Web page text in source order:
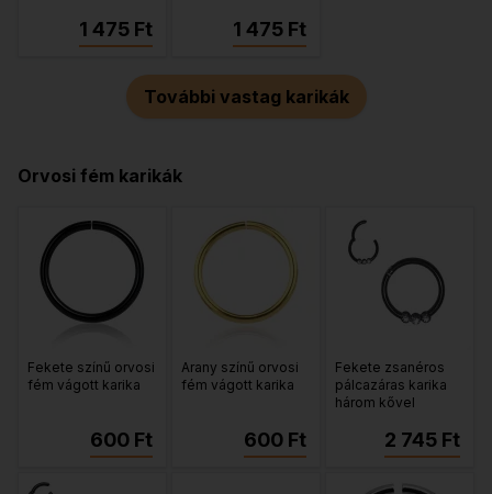
1 475 Ft 1 475 Ft
További vastag karikák
Orvosi fém karikák
Fekete színű orvosi
fém vágott karika
600 Ft
Arany színű orvosi
fém vágott karika
600 Ft
Fekete zsanéros
pálcazáras karika
három kővel
2 745 Ft